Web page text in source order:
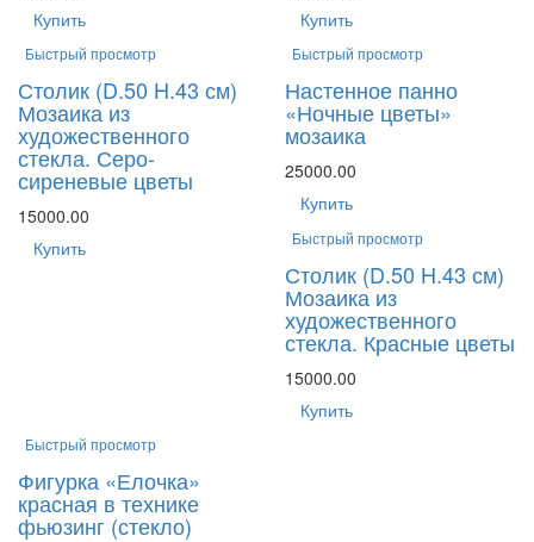
Купить
Купить
Быстрый просмотр
Столик (D.50 H.43 см)
Мозаика из
художественного
стекла. Серо-
сиреневые цветы
15000.00
Купить
Быстрый просмотр
Настенное панно
«Ночные цветы»
мозаика
25000.00
Купить
Быстрый просмотр
Столик (D.50 H.43 см)
Мозаика из
художественного
стекла. Красные цветы
15000.00
Купить
Быстрый просмотр
Фигурка «Елочка»
красная в технике
фьюзинг (стекло)